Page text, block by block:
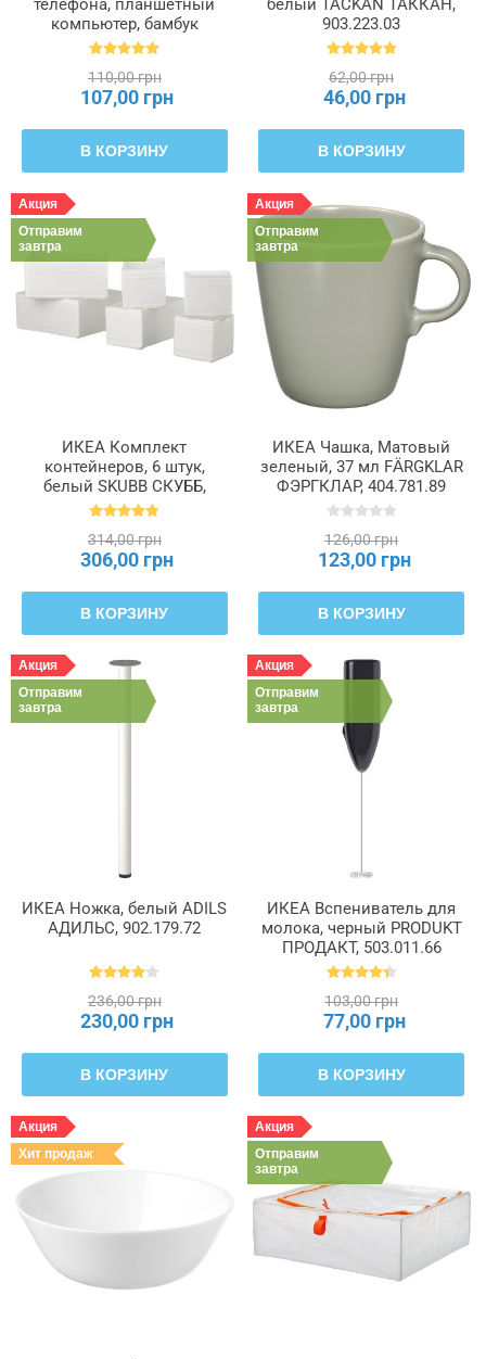
телефона, планшетный
компьютер, бамбук
BERGENES БЕРГЕНЕС,
110,00 грн
107,00 грн
В КОРЗИНУ
белый TACKAN ТАККАН,
903.223.03
62,00 грн
46,00 грн
В КОРЗИНУ
Акция
Отправим
завтра
ИКЕА Комплект
контейнеров, 6 штук,
белый SKUBB СКУББ,
004.285.49
314,00 грн
306,00 грн
В КОРЗИНУ
Акция
Отправим
завтра
ИКЕА Чашка, Матовый
зеленый, 37 мл FÄRGKLAR
ФЭРГКЛАР, 404.781.89
126,00 грн
123,00 грн
В КОРЗИНУ
Акция
Отправим
завтра
ИКЕА Ножка, белый ADILS
АДИЛЬС, 902.179.72
236,00 грн
230,00 грн
В КОРЗИНУ
Акция
Отправим
завтра
ИКЕА Вспениватель для
молока, черный PRODUKT
ПРОДАКТ, 503.011.66
103,00 грн
77,00 грн
В КОРЗИНУ
Акция
Хит продаж
Акция
Отправим
завтра